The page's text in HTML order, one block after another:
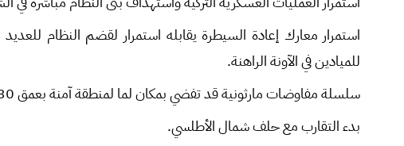
استمرار معارك إعادة السيطرة يقابله استمرار لقضم النظام
للميادين في الآونة الراهنة.
سلسلة مفاوضات مارثونية قد تفضي بمكان لما لمنطقة آمنة بعمق 30 كم.
بدء التقارب مع حلف شمال الأطلسي.